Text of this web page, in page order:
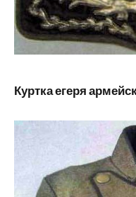
Куртка егеря